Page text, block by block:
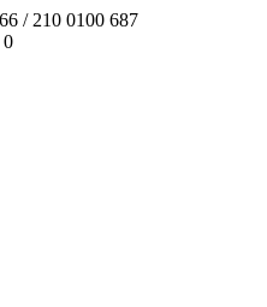
/ 210 0100 687
0